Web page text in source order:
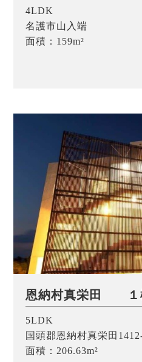
4LDK
名護市山入端
面積：159m²
恩納村真栄田 １
5LDK
国頭郡恩納村真栄田
面積：206.63m²